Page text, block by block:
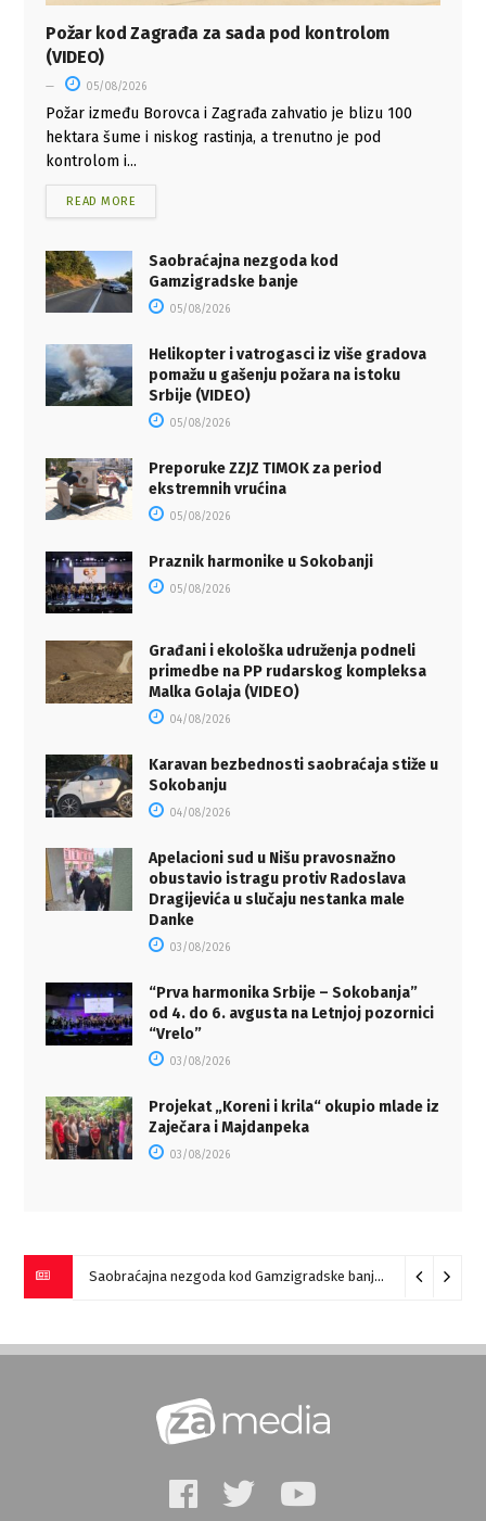
Požar kod Zagrađa za sada pod kontrolom
(VIDEO)
05/08/2026
Požar između Borovca i Zagrađa zahvatio je blizu 100
hektara šume i niskog rastinja, a trenutno je pod
kontrolom i...
READ MORE
Saobraćajna nezgoda kod
Gamzigradske banje
05/08/2026
Helikopter i vatrogasci iz više gradova
pomažu u gašenju požara na istoku
Srbije (VIDEO)
05/08/2026
Preporuke ZZJZ TIMOK za period
ekstremnih vrućina
05/08/2026
Praznik harmonike u Sokobanji
05/08/2026
Građani i ekološka udruženja podneli
primedbe na PP rudarskog kompleksa
Malka Golaja (VIDEO)
04/08/2026
Karavan bezbednosti saobraćaja stiže u
Sokobanju
04/08/2026
Apelacioni sud u Nišu pravosnažno
obustavio istragu protiv Radoslava
Dragijevića u slučaju nestanka male
Danke
03/08/2026
“Prva harmonika Srbije – Sokobanja”
od 4. do 6. avgusta na Letnjoj pozornici
“Vrelo”
03/08/2026
Projekat „Koreni i krila“ okupio mlade iz
Zaječara i Majdanpeka
03/08/2026
Saobraćajna nezgoda kod Gamzigradske banje 05/08/2026